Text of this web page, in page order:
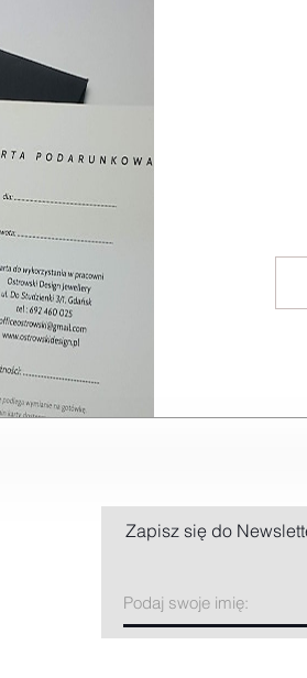
Zapisz się do